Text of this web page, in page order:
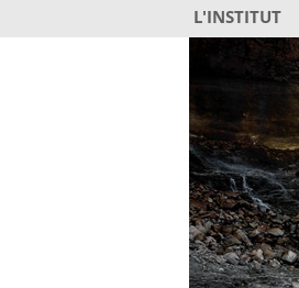
L'INSTITUT